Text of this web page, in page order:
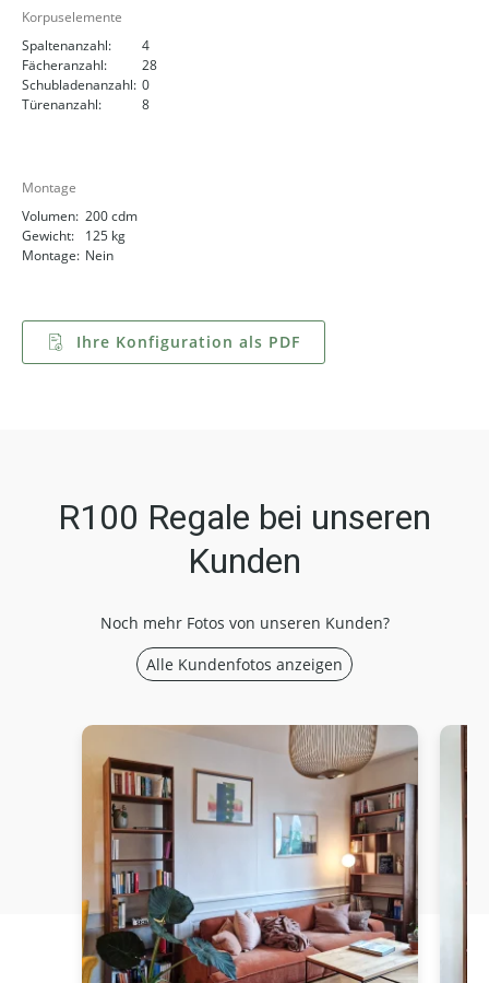
Korpuselemente
Spaltenanzahl:
4
Fächeranzahl:
28
Schubladenanzahl: 0
Türenanzahl:
8
Montage
Volumen: 200 cdm
Gewicht:
125 kg
Montage: Nein
Ihre Konfiguration als PDF
R100 Regale bei unseren
Kunden
Noch mehr Fotos von unseren Kunden?
Alle Kundenfotos anzeigen